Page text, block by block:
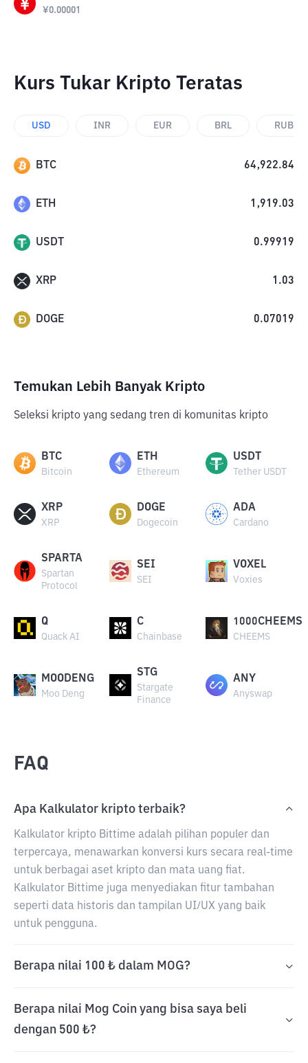
¥0.00001
Kurs Tukar Kripto Teratas
USD INR EUR BRL RUB
BTC 64,922.84
ETH 1,919.03
USDT 0.99919
XRP 1.03
DOGE 0.07019
Temukan Lebih Banyak Kripto
Seleksi kripto yang sedang tren di komunitas kripto
BTC
Bitcoin
ETH
Ethereum
USDT
Tether USDT
XRP
XRP
DOGE
Dogecoin
ADA
Cardano
SPARTA
Spartan
Protocol
SEI
SEI
VOXEL
Voxies
Q
Quack AI
C
Chainbase
1000CHEEMS
CHEEMS
MOODENG
Moo Deng
STG
Stargate
Finance
ANY
Anyswap
FAQ
Apa Kalkulator kripto terbaik?
Kalkulator kripto Bittime adalah pilihan populer dan
terpercaya, menawarkan konversi kurs secara real-time
untuk berbagai aset kripto dan mata uang fiat.
Kalkulator Bittime juga menyediakan fitur tambahan
seperti data historis dan tampilan UI/UX yang baik
untuk pengguna.
Berapa nilai 100 ₺ dalam MOG?
Berapa nilai Mog Coin yang bisa saya beli
dengan 500 ₺?